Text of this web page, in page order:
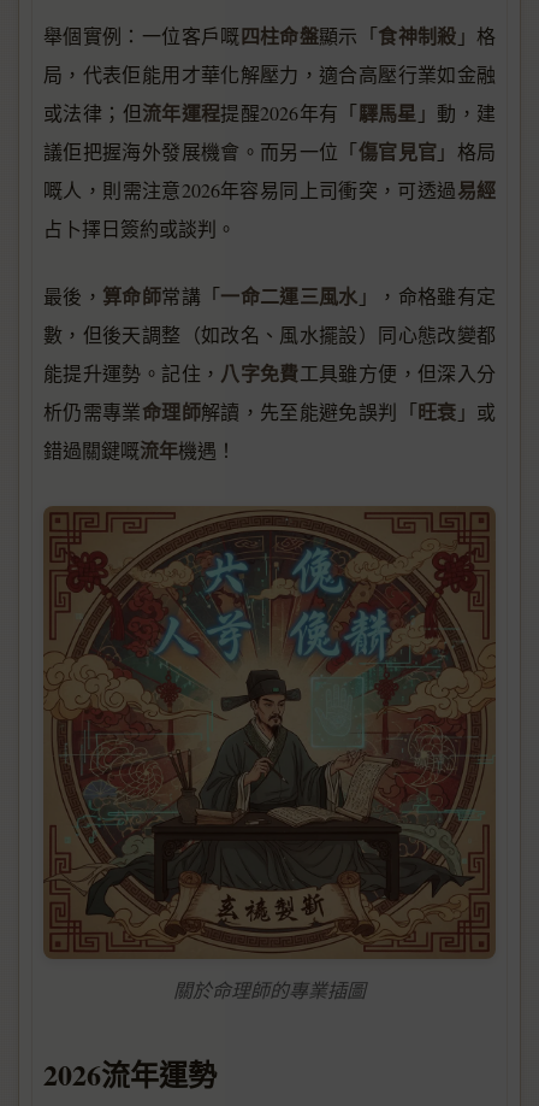
舉個實例：一位客戶嘅四柱命盤顯示「食神制殺 」格
局，代表佢能用才華化解壓力，適合高壓行業如金融
或法律；但流年運程提醒2026年有「驛馬星 」動，建
議佢把握海外發展機會。而另一位「傷官見官」格局
嘅人，則需注意2026年容易同上司衝突，可透過易經
占卜擇日簽約或談判。
最後， 算命師常講「一命二運三風水 」，命格雖有定
數，但後天調整（如改名、風水擺設）同心態改變都
能提升運勢。記住， 八字免費工具雖方便，但深入分
析仍需專業命理師解讀，先至能避免誤判「旺衰 」或
錯過關鍵嘅流年機遇！
關於命理師的專業插圖
2026流年運勢